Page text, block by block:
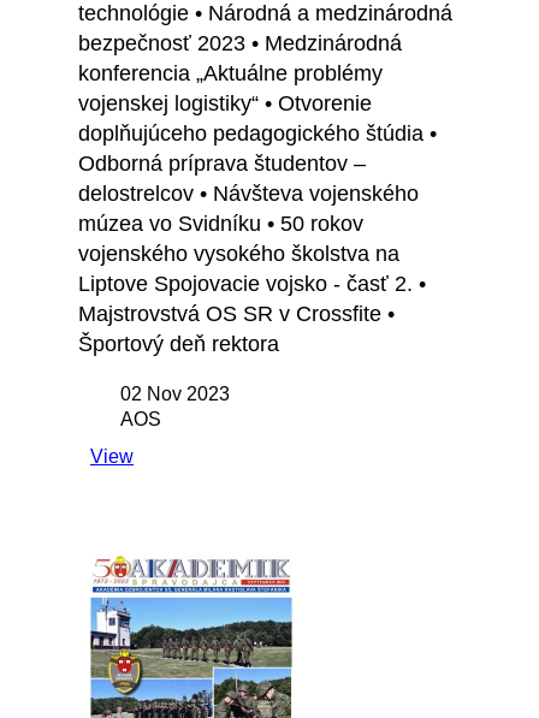
technológie • Národná a medzinárodná
bezpečnosť 2023 • Medzinárodná
konferencia „Aktuálne problémy
vojenskej logistiky“ • Otvorenie
doplňujúceho pedagogického štúdia •
Odborná príprava študentov –
delostrelcov • Návšteva vojenského
múzea vo Svidníku • 50 rokov
vojenského vysokého školstva na
Liptove Spojovacie vojsko - časť 2. •
Majstrovstvá OS SR v Crossfite •
Športový deň rektora
02 Nov 2023
AOS
View